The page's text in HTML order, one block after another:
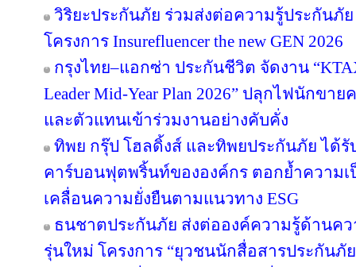
วิริยะประกันภัย ร่วมส่งต่อความรู้ประกันภั
โครงการ Insurefluencer the new GEN 2026
กรุงไทย–แอกซ่า ประกันชีวิต จัดงาน
Leader Mid-Year Plan 2026” ปลุกไฟนักขา
และตัวแทนเข้าร่วมงานอย่างคับคั่ง
ทิพย กรุ๊ป โฮลดิ้งส์ และทิพยประกันภัย ได้รั
คาร์บอนฟุตพริ้นท์ขององค์กร ตอกย้ำความ
เคลื่อนความยั่งยืนตามแนวทาง ESG
ธนชาตประกันภัย ส่งต่อองค์ความรู้ด้านค
รุ่นใหม่ โครงการ “ยุวชนนักสื่อสารประกันภั